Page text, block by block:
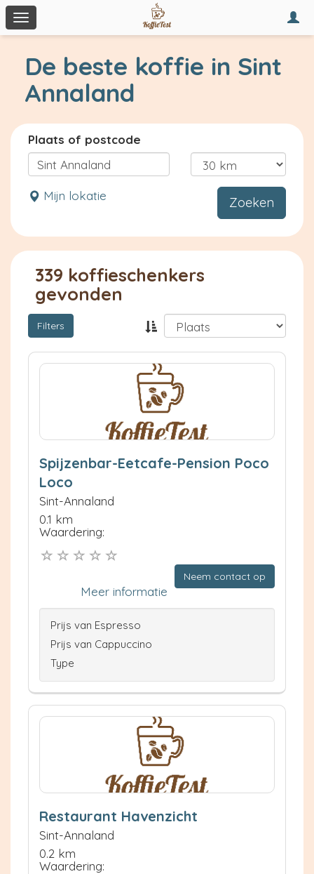
Toggle
navigation
De beste koffie in Sint
Annaland
Plaats of postcode
Mijn lokatie Zoeken
339 koffieschenkers
gevonden
Filters
Spijzenbar-Eetcafe-Pension Poco
Loco
Sint-Annaland
0.1 km
Waardering:
Neem contact op
Meer informatie
Prijs van Espresso
Prijs van Cappuccino
Type
Restaurant Havenzicht
Sint-Annaland
0.2 km
Waardering: